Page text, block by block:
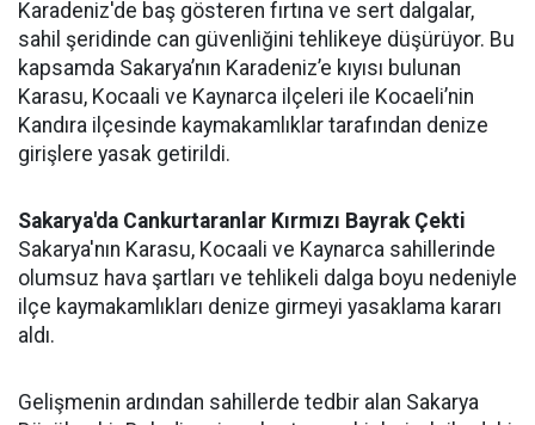
Karadeniz'de baş gösteren fırtına ve sert dalgalar,
sahil şeridinde can güvenliğini tehlikeye düşürüyor. Bu
kapsamda Sakarya’nın Karadeniz’e kıyısı bulunan
Karasu, Kocaali ve Kaynarca ilçeleri ile Kocaeli’nin
Kandıra ilçesinde kaymakamlıklar tarafından denize
girişlere yasak getirildi.
Sakarya'da Cankurtaranlar Kırmızı Bayrak Çekti
Sakarya'nın Karasu, Kocaali ve Kaynarca sahillerinde
olumsuz hava şartları ve tehlikeli dalga boyu nedeniyle
ilçe kaymakamlıkları denize girmeyi yasaklama kararı
aldı.
Gelişmenin ardından sahillerde tedbir alan Sakarya